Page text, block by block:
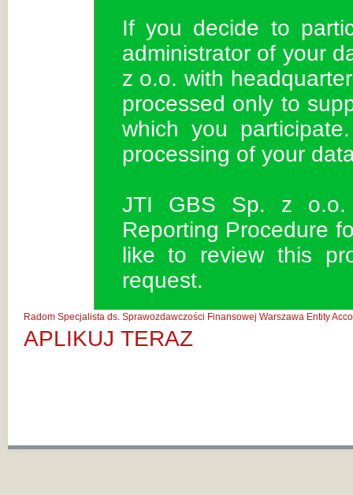
If you decide to
administrator of your
z o.o. with
processed only to
which you
processing of your
JTI GBS Sp. z o.o.
Reporting Procedure
like to review this
request.
Radom Specjalista ds. Sprawozdawczości Finansowej Warszawa Entity
APLIKUJ TERAZ